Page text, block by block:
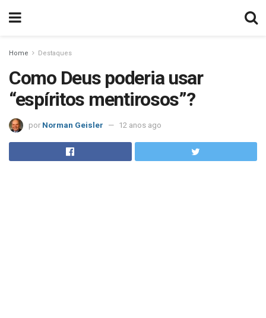
Home Destaques
Como Deus poderia usar
“espíritos mentirosos”?
por Norman Geisler 12 anos ago